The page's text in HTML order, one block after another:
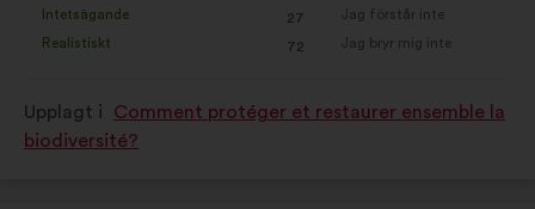
:
betecknats
som:
Intetsägande
: 27
gånger
Realistiskt
: 72
gånger
:
betecknats
Jag förstår inte
:gånger
Jag bryr mig inte
:gånger
Upplagt i
Comment protéger et restaurer ensemble la
biodiversité?